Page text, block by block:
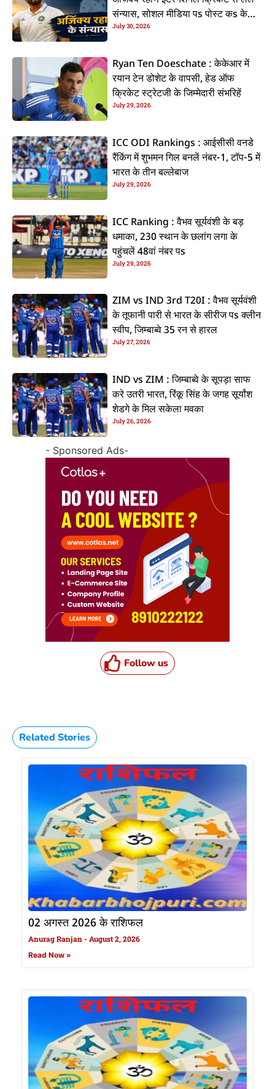
संन्यास, सोशल मीडिया पs पोस्ट कs के
कइलें एलान
July 30, 2026
Ryan Ten Doeschate : केकेआर में
रयान टेन डोशेट के वापसी, हेड ऑफ
क्रिकेट स्ट्रेटजी के जिम्मेदारी संभरिहें
July 29, 2026
ICC ODI Rankings : आईसीसी वनडे
रैंकिंग में शुभमन गिल बनलें नंबर-1, टॉप-5 में
भारत के तीन बल्लेबाज
July 29, 2026
ICC Ranking : वैभव सूर्यवंशी के बड़
धमाका, 230 स्थान के छलांग लगा के
पहुंचलें 48वां नंबर पs
July 29, 2026
ZIM vs IND 3rd T20I : वैभव सूर्यवंशी
के तूफानी पारी से भारत के सीरीज पs क्लीन
स्वीप, जिम्बाब्वे 35 रन से हारल
July 27, 2026
IND vs ZIM : जिम्बाब्वे के सूपड़ा साफ
करे उतरी भारत, रिंकू सिंह के जगह सूर्यांश
शेडगे के मिल सकेला मवका
July 26, 2026
- Sponsored Ads-
Follow us
Related Stories
02 अगस्त 2026 के राशिफल
Anurag Ranjan August 2, 2026
Read Now »